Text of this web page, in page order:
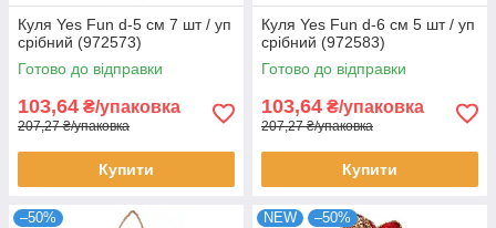
Куля Yes Fun d-5 cм 7 шт / уп
срібний (972573)
Готово до відправки
103,64 ₴/упаковка
207,27 ₴/упаковка
Купити
Куля Yes Fun d-6 cм 5 шт / уп
срібний (972583)
Готово до відправки
103,64 ₴/упаковка
207,27 ₴/упаковка
Купити
–50% NEW –50%